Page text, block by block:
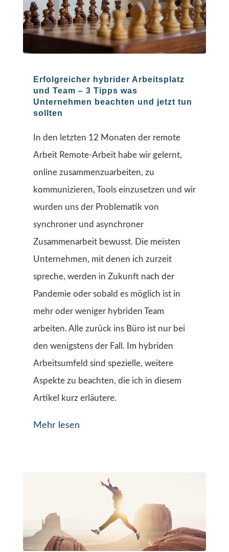
Erfolgreicher hybrider Arbeitsplatz
und Team – 3 Tipps was
Unternehmen beachten und jetzt tun
sollten
In den letzten 12 Monaten der remote
Arbeit Remote-Arbeit habe wir gelernt,
online zusammenzuarbeiten, zu
kommunizieren, Tools einzusetzen und wir
wurden uns der Problematik von
synchroner und asynchroner
Zusammenarbeit bewusst. Die meisten
Unternehmen, mit denen ich zurzeit
spreche, werden in Zukunft nach der
Pandemie oder sobald es möglich ist in
mehr oder weniger hybriden Team
arbeiten. Alle zurück ins Büro ist nur bei
den wenigstens der Fall. Im hybriden
Arbeitsumfeld sind spezielle, weitere
Aspekte zu beachten, die ich in diesem
Artikel kurz erläutere.
Mehr lesen